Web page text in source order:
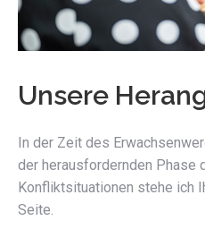
Unsere
In der Zeit des
der herausfordernden Phase
Konfliktsituationen stehe ich
Seite.